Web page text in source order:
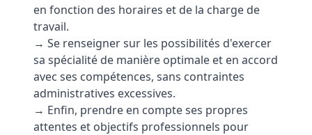
en fonction des horaires et de la charge de
travail.
→ Se renseigner sur les possibilités d'exercer
sa spécialité de manière optimale et en accord
avec ses compétences, sans contraintes
administratives excessives.
→ Enfin, prendre en compte ses propres
attentes et objectifs professionnels pour